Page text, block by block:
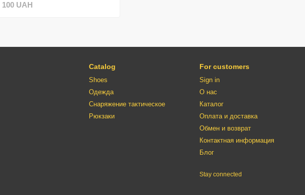
100 UAH
Catalog
Shoes
Одежда
Снаряжение тактическое
Рюкзаки
For customers
Sign in
О нас
Каталог
Оплата и доставка
Обмен и возврат
Контактная информация
Блог
Stay connected